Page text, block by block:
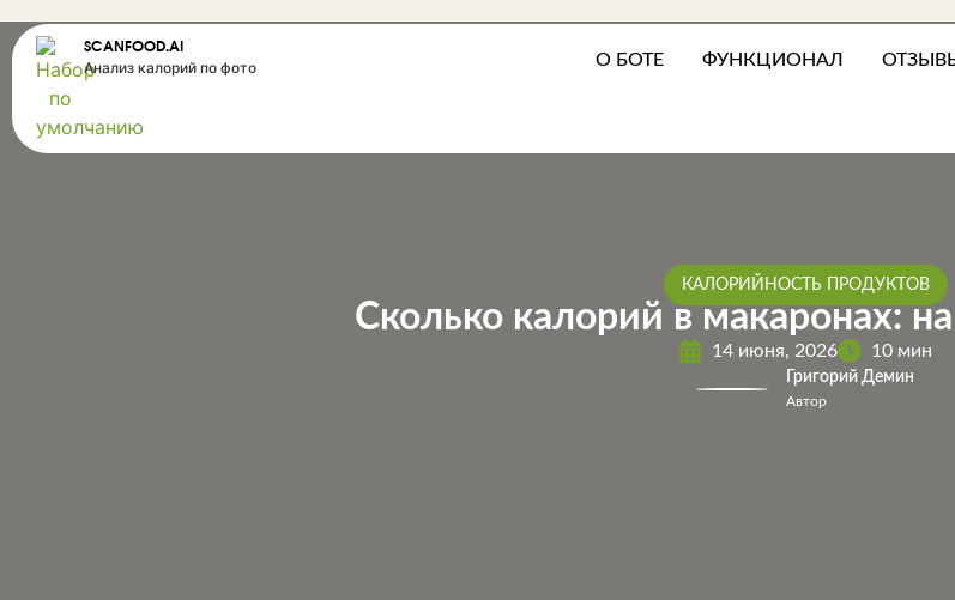
SCANFOOD.AI
Анализ калорий по фото О БОТЕ ФУНКЦИОНАЛ
КАЛОРИЙНОСТЬ ПРОДУКТОВ
Сколько калорий в макаронах:
14 июня, 2026 10 мин
Григорий Демин
Автор